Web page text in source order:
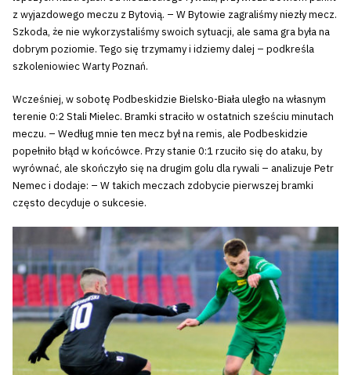
z wyjazdowego meczu z Bytovią. – W Bytowie zagraliśmy niezły mecz.
Szkoda, że nie wykorzystaliśmy swoich sytuacji, ale sama gra była na
dobrym poziomie. Tego się trzymamy i idziemy dalej – podkreśla
szkoleniowiec Warty Poznań.
Wcześniej, w sobotę Podbeskidzie Bielsko-Biała uległo na własnym
terenie 0:2 Stali Mielec. Bramki straciło w ostatnich sześciu minutach
meczu. – Według mnie ten mecz był na remis, ale Podbeskidzie
popełniło błąd w końcówce. Przy stanie 0:1 rzuciło się do ataku, by
wyrównać, ale skończyło się na drugim golu dla rywali – analizuje Petr
Nemec i dodaje: – W takich meczach zdobycie pierwszej bramki
często decyduje o sukcesie.